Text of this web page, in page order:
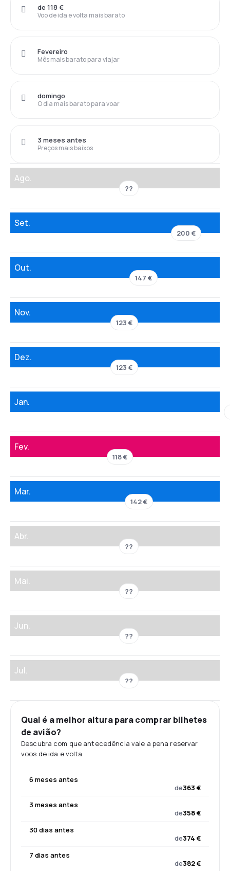
Voo de ida e volta mais barato
de 118 €
Mês mais barato para viajar
Fevereiro
O dia mais barato para voar
domingo
Preços mais baixos
3 meses antes
Ago.
??
Set.
200 €
Out.
147 €
Nov.
123 €
Dez.
123 €
Jan.
Fev.
118 €
Mar.
142 €
Abr.
??
Mai.
??
Jun.
??
Jul.
??
Qual é a melhor altura para comprar bilhetes
de avião?
Descubra com que antecedência vale a pena reservar
voos de ida e volta.
6 meses antes
de363 €
3 meses antes
de358 €
30 dias antes
de374 €
7 dias antes
de382 €